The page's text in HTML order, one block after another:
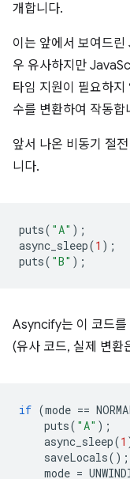
개합니다.
이는 앞에서 보여드
우 유사하지만
타임 지원이 필요하
수를 변환하여 작동합
앞서 나온 비동기 절
니다.
puts( "A" );
async_sleep(1 );
puts( "B" );
Asyncify는 이 코드를
(유사 코드, 실제 변환
if (mode ==
puts( "A" );
async_sleep(1
saveLocals();
mode =